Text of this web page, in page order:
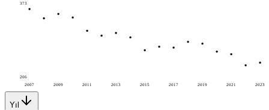
2007 2009 2011 2013 2015 2017 2019 2021 2023
373
206
Yıl